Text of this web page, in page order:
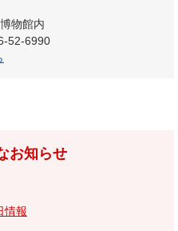
物館内
52-6990
お知らせ
情報